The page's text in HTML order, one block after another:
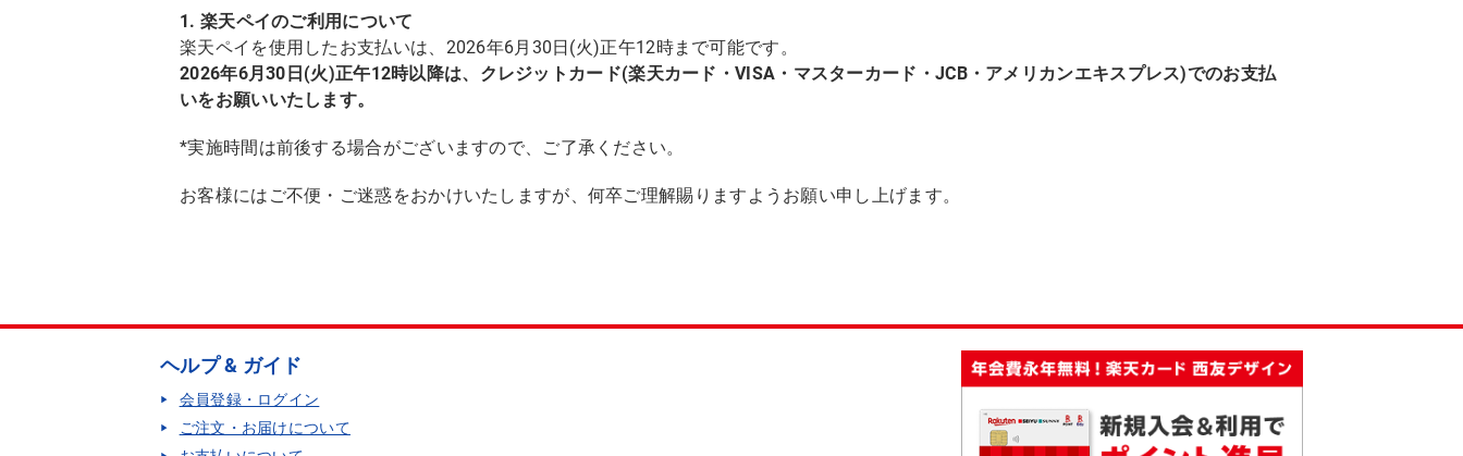
1. 楽天ペイのご利用について
楽天ペイを使用したお支払いは、2026年6月30日(火)正午12時まで可能です。
2026年6月30日(火)正午12時以降は、クレジットカード(楽天カード・VISA・マスターカード・JCB・アメリカンエキスプレス)でのお支払
いをお願いいたします。
*実施時間は前後する場合がございますので、ご了承ください。
お客様にはご不便・ご迷惑をおかけいたしますが、何卒ご理解賜りますようお願い申し上げます。
ヘルプ & ガイド
会員登録・ログイン
ご注文・お届けについて